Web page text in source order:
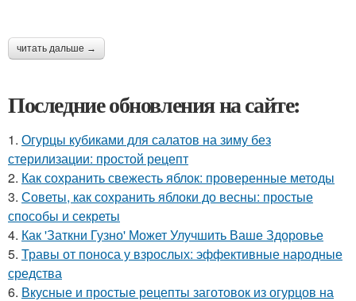
читать дальше →
Последние обновления на сайте:
1. Огурцы кубиками для салатов на зиму без
стерилизации: простой рецепт
2. Как сохранить свежесть яблок: проверенные методы
3. Советы, как сохранить яблоки до весны: простые
способы и секреты
4. Как 'Заткни Гузно' Может Улучшить Ваше Здоровье
5. Травы от поноса у взрослых: эффективные народные
средства
6. Вкусные и простые рецепты заготовок из огурцов на